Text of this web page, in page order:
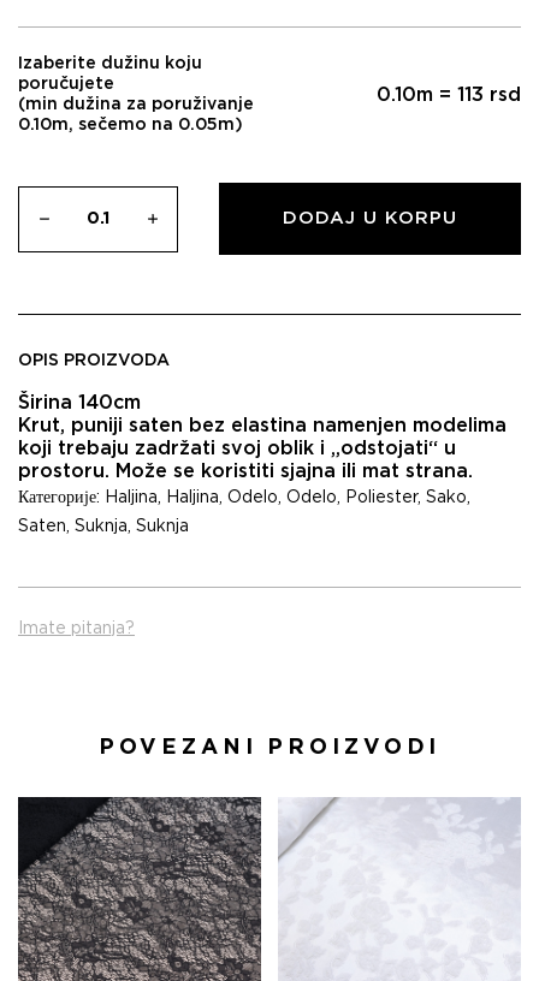
Izaberite dužinu koju
poručujete
(min dužina za poruživanje
0.10m, sečemo na 0.05m)
0.10m = 113 rsd
DODAJ U KORPU
OPIS PROIZVODA
Širina 140cm
Krut, puniji saten bez elastina namenjen modelima
koji trebaju zadržati svoj oblik i „odstojati“ u
prostoru. Može se koristiti sjajna ili mat strana.
Категорије: Haljina, Haljina, Odelo, Odelo, Poliester, Sako,
Saten, Suknja, Suknja
Imate pitanja?
POVEZANI PROIZVODI